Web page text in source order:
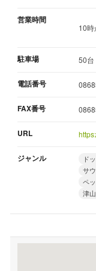
営業時間
10
駐車場 50台
電話番号
FAX番号
URL
ジャンル ド
サ
ペ
津